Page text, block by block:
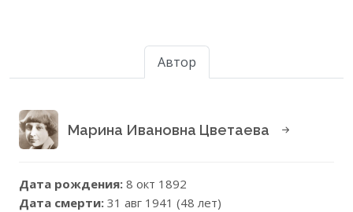
Автор
Марина Ивановна Цветаева
Дата рождения: 8 окт 1892
Дата смерти: 31 авг 1941 (48 лет)